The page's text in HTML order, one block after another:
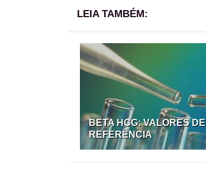
LEIA TAMBÉM:
BETA HCG: VALORES DE
REFERÊNCIA